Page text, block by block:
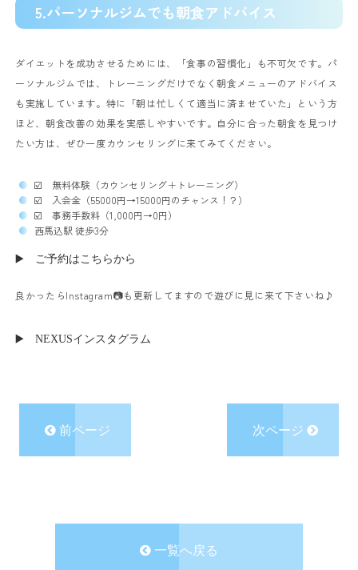
5.パーソナルジムでも朝食アドバイス
ダイエットを成功させるためには、「食事の習慣化」も不可欠です。パ
ーソナルジムでは、トレーニングだけでなく朝食メニューのアドバイス
も実施しています。特に「朝は忙しくて適当に済ませていた」という方
ほど、朝食改善の効果を実感しやすいです。自分に合った朝食を見つけ
たい方は、ぜひ一度カウンセリングに来てみてください。
☑️ 無料体験（カウンセリング＋トレーニング）
☑️ 入会金（55000円→15000円のチャンス！？）
☑️ 事務手数料（1,000円→0円）
西馬込駅 徒歩3分
▶️ ご予約はこちらから
良かったらInstagram📷も更新してますので遊びに見に来て下さいね♪
▶️ NEXUSインスタグラム
前ページ 次ページ
一覧へ戻る